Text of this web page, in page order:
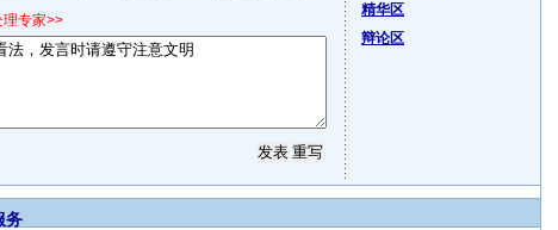
专家>>
精华区
辩论区
务